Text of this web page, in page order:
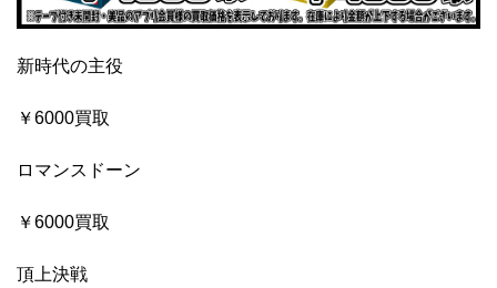
新時代の主役
￥6000買取
ロマンスドーン
￥6000買取
頂上決戦